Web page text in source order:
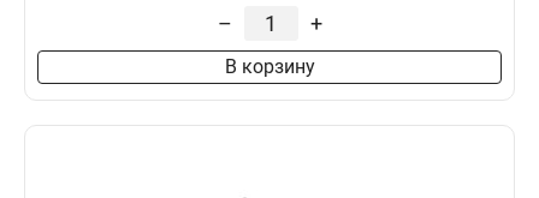
– +
В корзину